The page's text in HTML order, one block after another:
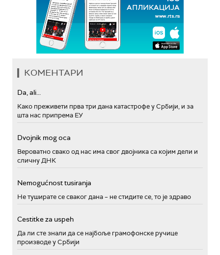
КОМЕНТАРИ
Da, ali...
Како преживети прва три дана катастрофе у Србији, и за
шта нас припрема ЕУ
Dvojnik mog oca
Вероватно свако од нас има свог двојника са којим дели и
сличну ДНК
Nemogućnost tusiranja
Не туширате се сваког дана – не стидите се, то је здраво
Cestitke za uspeh
Да ли сте знали да се најбоље грамофонске ручице
производе у Србији